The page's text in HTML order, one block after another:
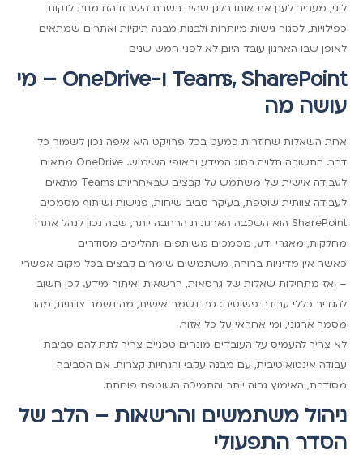
לוגי, מעביר לענן את אותו בלגן שהיה בשרת הישן. זו הזדמנות לנקות
כפילויות, לסגור גישות מיותרות ולבנות מבנה תיקיות ואתרים שמתאים
לאופן שבו הארגון עובד היום, לא לפני חמש שנים.
Teams, SharePoint ו-OneDrive – מי
עושה מה
אחת השאלות שחוזרות כמעט בכל פרויקט היא איפה נכון לשמור כל
דבר. התשובה תלויה בסוג המידע ובאופי השימוש. OneDrive מתאים
לעבודה אישית של משתמש על קבצים שבאחריותו. Teams מתאים
לעבודה צוותית שוטפת, בעיקר סביב שיחות, פגישות ושיתוף מסמכים.
SharePoint הוא השכבה הארגונית הרחבה יותר, שבה נכון לנהל אתרי
מחלקות, מאגרי ידע, מסמכים משותפים ותהליכים מסודרים.
כאשר אין מדיניות ברורה, משתמשים שומרים קבצים בכל מקום אפשרי
– ואז מתחילות שאלות של גרסאות, הרשאות ואיתור מידע. לכן חשוב
להגדיר כללי עבודה פשוטים: מה נשמר אישית, מה נשמר צוותית, מהו
מסמך ארגוני, ומי אחראי על כל אזור.
לא צריך להעמיס על העובדים מונחים טכניים. צריך לתת להם סביבת
עבודה אינטואיטיבית, עם מבנה עקבי והנחיות קצרות. אם הסביבה
מסודרת, האימוץ גבוה יותר והתמיכה השוטפת פוחתת.
ניהול משתמשים והרשאות – הלב של
הסדר התפעולי